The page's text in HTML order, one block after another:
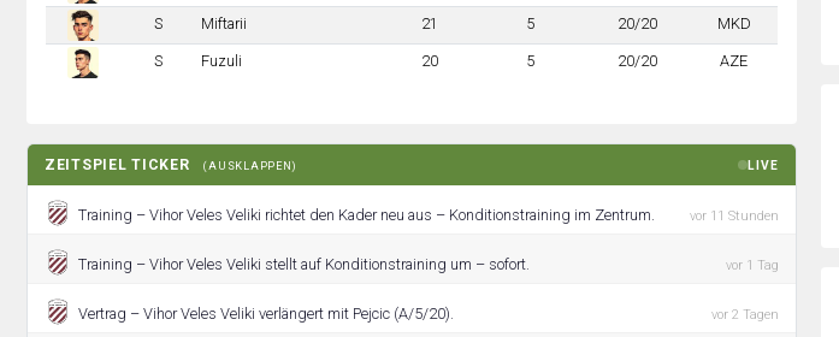
S Miftarii 21 5 20/20 MKD
S Fuzuli 20 5 20/20 AZE
ZEITSPIEL TICKER (AUSKLAPPEN) LIVE
Training – Vihor Veles Veliki richtet den Kader neu aus – Konditionstraining im Zentrum. vor 11 Stunden
Training – Vihor Veles Veliki stellt auf Konditionstraining um – sofort. vor 1 Tag
Vertrag – Vihor Veles Veliki verlängert mit Pejcic (A/5/20). vor 2 Tagen